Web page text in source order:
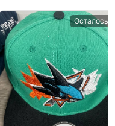
Осталось